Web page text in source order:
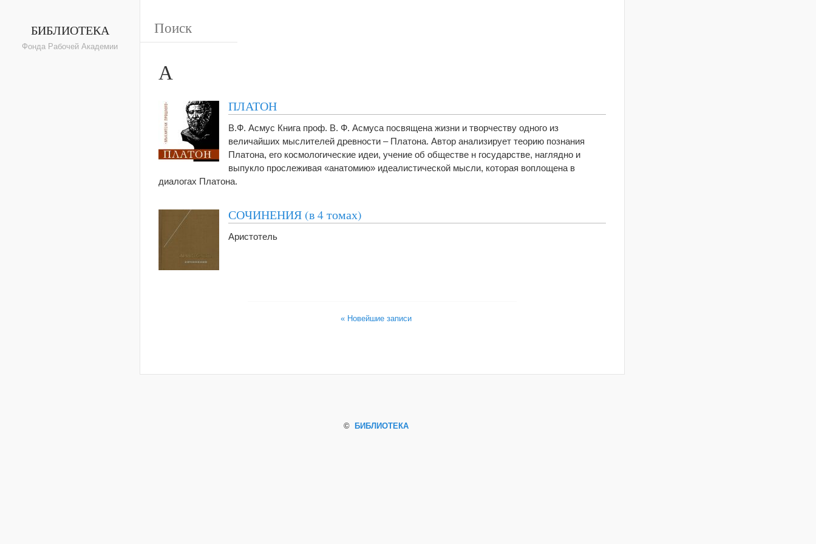
БИБЛИОТЕКА
Фонда Рабочей Академии
А
ПЛАТОН
В.Ф. Асмус Книга проф. В. Ф. Асмуса посвящена жизни и творчеству одного из
величайших мыслителей древности – Платона. Автор анализирует теорию познания
Платона, его космологические идеи, учение об обществе н государстве, наглядно и
выпукло прослеживая «анатомию» идеалистической мысли, которая воплощена в
диалогах Платона.
СОЧИНЕНИЯ (в 4 томах)
Аристотель
« Новейшие записи
© БИБЛИОТЕКА